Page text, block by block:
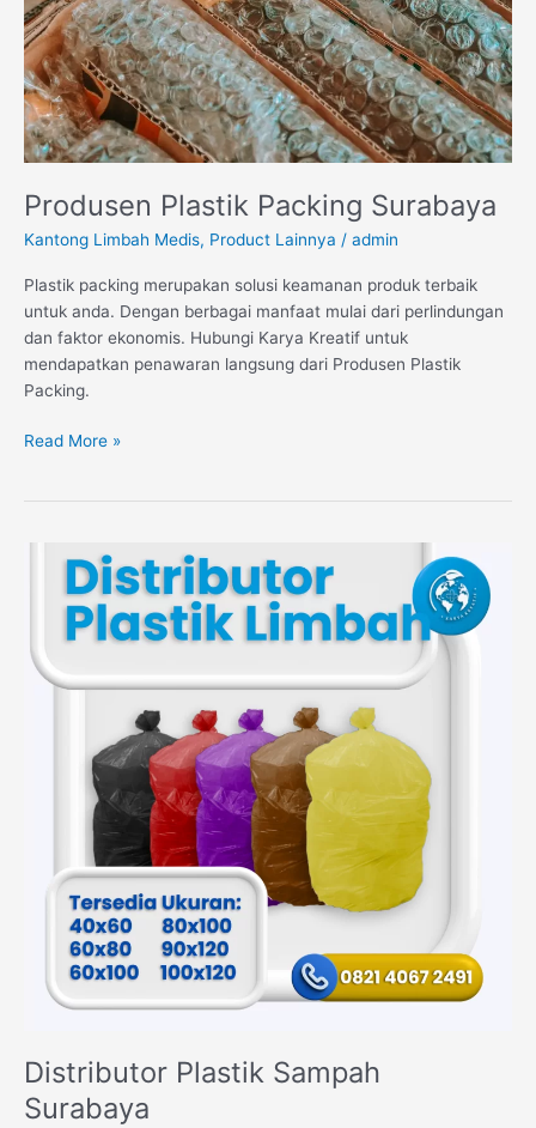
Produsen Plastik Packing Surabaya
Kantong Limbah Medis, Product Lainnya / admin
Plastik packing merupakan solusi keamanan produk terbaik
untuk anda. Dengan berbagai manfaat mulai dari perlindungan
dan faktor ekonomis. Hubungi Karya Kreatif untuk
mendapatkan penawaran langsung dari Produsen Plastik
Packing.
Read More »
Distributor Plastik Sampah
Surabaya
Distributor
Sampah
Surabaya